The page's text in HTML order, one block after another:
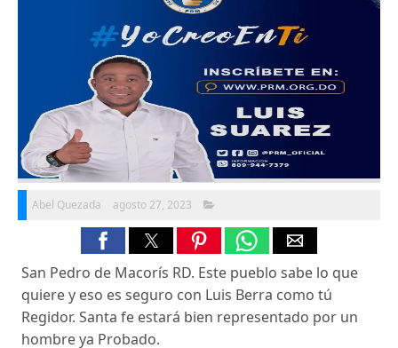
Abel Quezada agosto 27, 2023
San Pedro de Macorís RD. Este pueblo sabe lo que
quiere y eso es seguro con Luis Berra como tú
Regidor. Santa fe estará bien representado por un
hombre ya Probado.